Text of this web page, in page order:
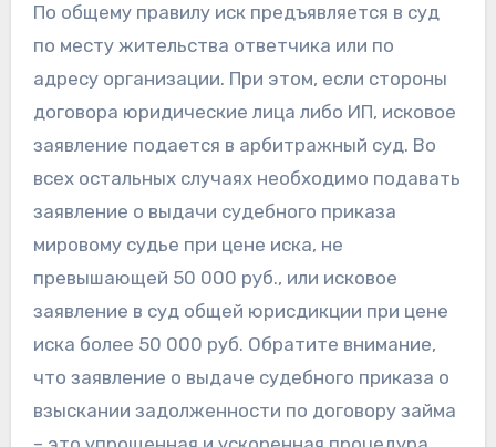
По общему правилу иск предъявляется в суд
по месту жительства ответчика или по
адресу организации. При этом, если стороны
договора юридические лица либо ИП, исковое
заявление подается в арбитражный суд. Во
всех остальных случаях необходимо подавать
заявление о выдачи судебного приказа
мировому судье при цене иска, не
превышающей 50 000 руб., или исковое
заявление в суд общей юрисдикции при цене
иска более 50 000 руб. Обратите внимание,
что заявление о выдаче судебного приказа о
взыскании задолженности по договору займа